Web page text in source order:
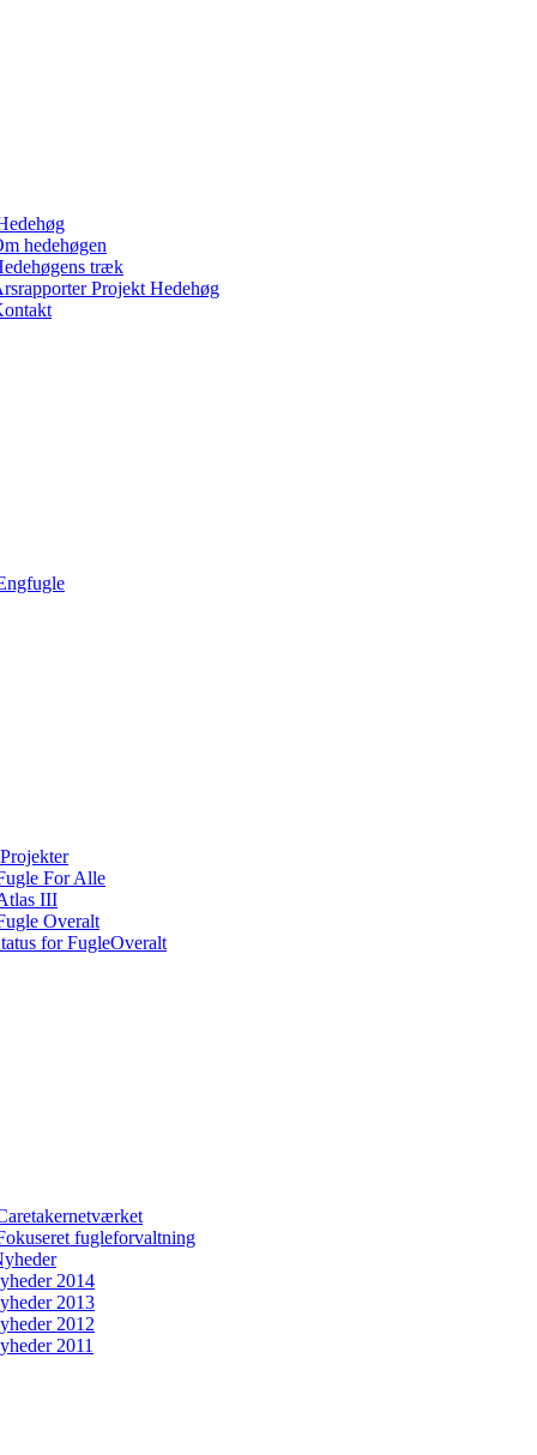
hedehøgen
træk
Projekt Hedehøg
Projekter
For Alle
III
Overalt
for FugleOveralt
fugleforvaltning
2014
2013
2012
2011